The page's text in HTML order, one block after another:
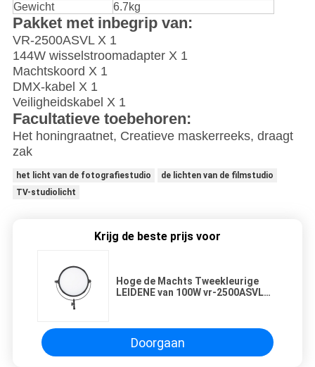
Gewicht
6.7kg
Pakket met inbegrip van:
VR-2500ASVL X 1
144W wisselstroomadapter X 1
Machtskoord X 1
DMX-kabel X 1
Veiligheidskabel X 1
Facultatieve toebehoren:
Het honingraatnet, Creatieve maskerreeks, draagt
zak
het licht van de fotografiestudio
de lichten van de filmstudio
TV-studiolicht
Krijg de beste prijs voor
Hoge de Machts Tweekleurige
LEIDENE van 100W vr-2500ASVL
Doorgaan